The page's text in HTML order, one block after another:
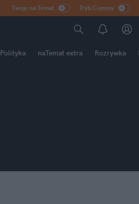
Twoje na:Temat Tryb Ciemny
Polityka naTemat extra Rozrywka